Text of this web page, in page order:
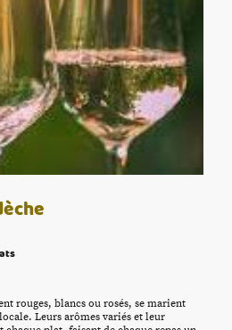
rouges, blancs ou rosés, se marient
Leurs arômes variés et leur